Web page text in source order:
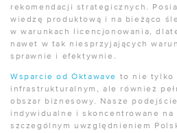
rekomendacji strategicznych.
wiedzę produktową i na bieżąco
w warunkach licencjonowania,
nawet w tak niesprzyjających
sprawnie i efektywnie.
Wsparcie od Oktawave to nie tylko
infrastrukturalnym, ale również
obszar biznesowy. Nasze
indywidualne i skoncentrowane na
szczególnym uwzględnieniem